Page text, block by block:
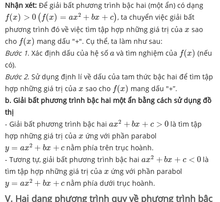
Nhận xét: Để giải bất phương trình bậc hai (một ẩn) có dạng
f(x) > 0 ( f(x) = ax2 + bx + c)
f(x )> (x) =ax2 +c
, ta chuyển việc giải bất
phương trình đó về việc tìm tập hợp những giá trị của x
x sao
cho f(x)
f(x)
mang dấu "+". Cụ thể, ta làm như sau:
Bước 1. Xác định dấu của hệ số a
a và tìm nghiệm của f(x)
f(x)
(nếu
có).
Bước 2. Sử dụng định lí về dấu của tam thức bậc hai để tìm tập
hợp những giá trị của x
x sao cho f(x)
f(x)
mang dấu "+”.
b. Giải bất phương trình bậc hai một ẩn bằng cách sử dụng đồ
thị
- Giải bất phương trình bậc hai ax2 + bx + c > 0
2 + bx c
là tìm tập
hợp những giá trị của x
x ứng với phần parabol
y = ax2 + bx + c
= a + bx+
nằm phía trên trục hoành.
- Tương tự, giải bất phương trình bậc hai ax2 + bx + c < 0
2 + bx c
là
tìm tập hợp những giá trị của x
x ứng với phần parabol
y = ax2 + bx + c
x2 + bx + nằm phía dưới trục hoành.
V. Hai dạng phương trình quy về phương trình bậc